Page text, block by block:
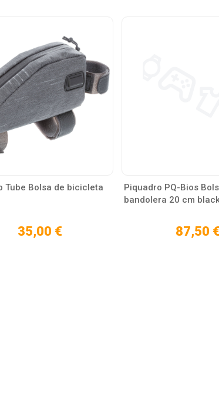
Tube Bolsa de bicicleta
35,00 €
Piquadro PQ-Bios
bandolera 20 cm
87,50 €